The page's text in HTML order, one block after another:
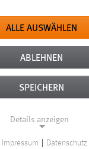
ALLE AUSWÄHLEN
ABLEHNEN
SPEICHERN
Details anzeigen
Impressum Datenschutz